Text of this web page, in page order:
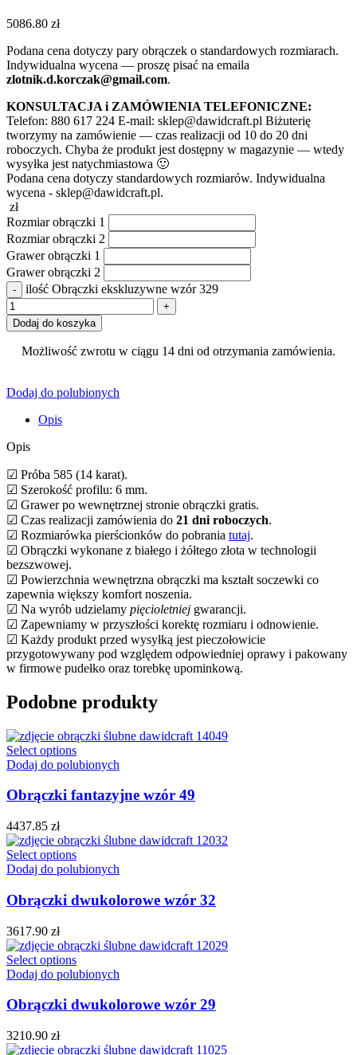
5086.80 zł
Podana cena dotyczy pary obrączek o standardowych rozmiarach.
Indywidualna wycena — proszę pisać na emaila
zlotnik.d.korczak@gmail.com.
KONSULTACJA i ZAMÓWIENIA TELEFONICZNE:
Telefon: 880 617 224 E-mail: sklep@dawidcraft.pl Biżuterię
tworzymy na zamówienie — czas realizacji od 10 do 20 dni
roboczych. Chyba że produkt jest dostępny w magazynie — wtedy
wysyłka jest natychmiastowa 🙂
Podana cena dotyczy standardowych rozmiarów. Indywidualna
wycena - sklep@dawidcraft.pl.
zł
Rozmiar obrączki 1
Rozmiar obrączki 2
Grawer obrączki 1
Grawer obrączki 2
ilość Obrączki ekskluzywne wzór 329
Dodaj do koszyka
Możliwość zwrotu w ciągu 14 dni od otrzymania zamówienia.
Dodaj do polubionych
Opis
Opis
☑ Próba 585 (14 karat).
☑ Szerokość profilu: 6 mm.
☑ Grawer po wewnętrznej stronie obrączki gratis.
☑ Czas realizacji zamówienia do 21 dni roboczych.
☑ Rozmiarówka pierścionków do pobrania tutaj.
☑ Obrączki wykonane z białego i żółtego złota w technologii
bezszwowej.
☑ Powierzchnia wewnętrzna obrączki ma kształt soczewki co
zapewnia większy komfort noszenia.
☑ Na wyrób udzielamy pięcioletniej gwarancji.
☑ Zapewniamy w przyszłości korektę rozmiaru i odnowienie.
☑ Każdy produkt przed wysyłką jest pieczołowicie
przygotowywany pod względem odpowiedniej oprawy i pakowany
w firmowe pudełko oraz torebkę upominkową.
Podobne produkty
Select options
Dodaj do polubionych
Obrączki fantazyjne wzór 49
4437.85 zł
Select options
Dodaj do polubionych
Obrączki dwukolorowe wzór 32
3617.90 zł
Select options
Dodaj do polubionych
Obrączki dwukolorowe wzór 29
3210.90 zł